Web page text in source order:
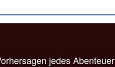
Vorhersagen jedes Abenteuer